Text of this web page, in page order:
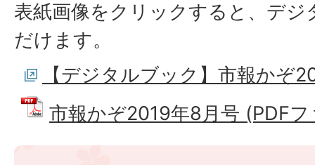
表紙画像をクリックすると、デ
だけます。
【デジタルブック】市報かぞ
市報かぞ2019年8月号 (PDF